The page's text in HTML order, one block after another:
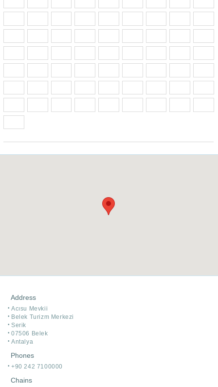
Address
Acısu Mevkii
Belek Turizm Merkezi
Serik
07506 Belek
Antalya
Phones
+90 242 7100000
Chains